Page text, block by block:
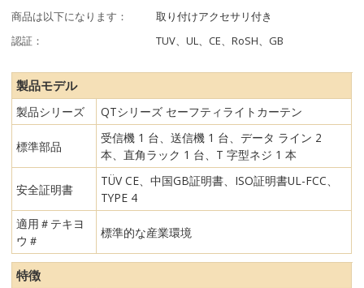
商品は以下になります：
取り付けアクセサリ付き
認証：
TUV、UL、CE、RoSH、GB
製品モデル
製品シリーズ QTシリーズ セーフティライトカーテン
標準部品
受信機 1 台、送信機 1 台、データ ライン 2
本、直角ラック 1 台、T 字型ネジ 1 本
安全証明書
TÜV CE、中国GB証明書、ISO証明書UL-FCC、
TYPE 4
適用＃テキヨ
ウ＃
標準的な産業環境
特徴